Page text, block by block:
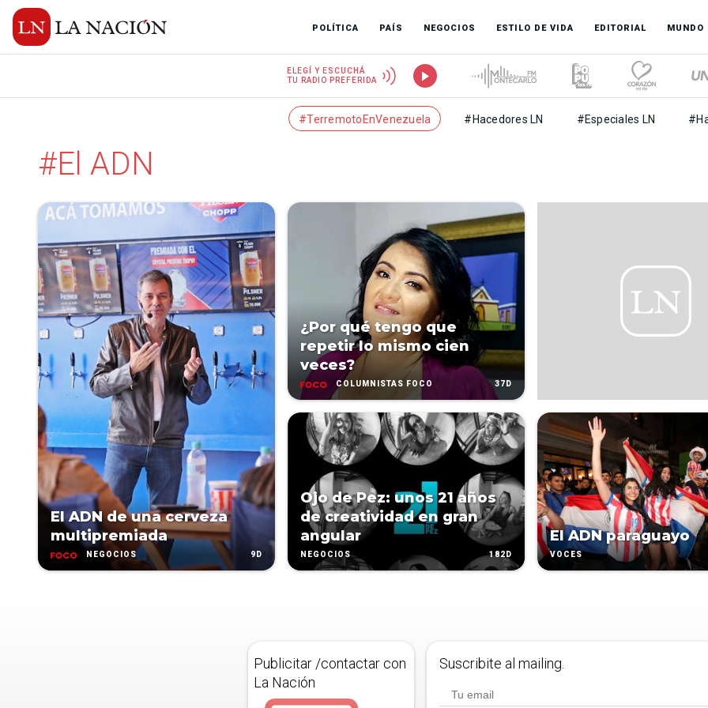
POLÍTICA PAÍS NEGOCIOS ESTILO DE VIDA EDITORIAL MUNDO
ELEGÍ Y ESCUCHÁ
TU RADIO PREFERIDA
#TerremotoEnVenezuela #Hacedores LN #Especiales LN
#El ADN
El ADN de una cerveza
multipremiada
NEGOCIOS 9D
¿Por qué tengo que
repetir lo mismo cien
veces?
COLUMNISTAS FOCO 37D
Ojo de Pez: unos 21 años
de creatividad en gran
angular
NEGOCIOS 182D
El ADN paraguayo
VOCES
Publicitar /contactar con
La Nación
Suscribite al mailing.